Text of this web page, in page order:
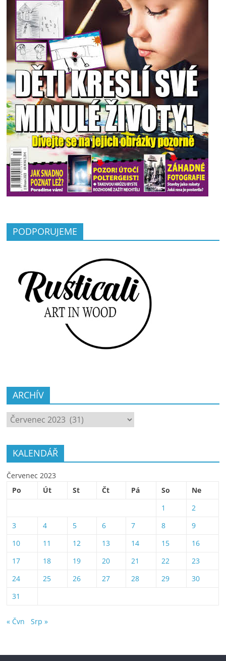
PODPORUJEME
ARCHÍV
ARCHÍV
KALENDÁŘ
Červenec 2023
Po
Út St Čt Pá So
Ne
1
2
3
4 5 6 7 8
9
10
11 12 13 14 15
16
17
18 19 20 21 22
23
24
25 26 27 28 29
30
31
« Čvn Srp »